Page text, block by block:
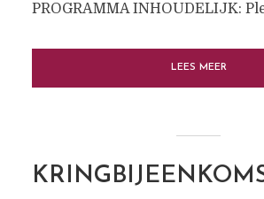
PROGRAMMA INHOUDELIJK:
LEES MEER